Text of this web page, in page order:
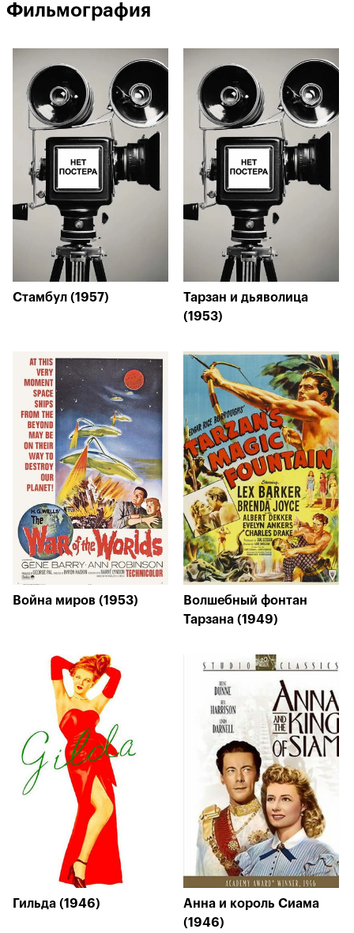
Фильмография
Стамбул (1957)
Тарзан и дьяволица
(1953)
Война миров (1953)
Волшебный фонтан
Тарзана (1949)
Гильда (1946)
Анна и король Сиама
(1946)